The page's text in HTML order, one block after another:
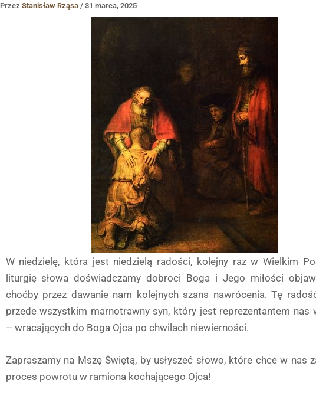
Przez Stanisław Rząsa / 31 marca, 2025
W niedzielę, która jest niedzielą radości, kolejny raz w Wielkim
liturgię słowa doświadczamy dobroci Boga i Jego miłości
choćby przez dawanie nam kolejnych szans nawrócenia. Tę
przede wszystkim marnotrawny syn, który jest reprezentantem nas
– wracających do Boga Ojca po chwilach niewierności.
Zapraszamy na Mszę Świętą, by usłyszeć słowo, które chce w nas
proces powrotu w ramiona kochającego Ojca!